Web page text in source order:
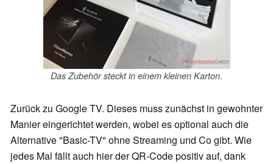
Das Zubehör steckt in einem kleinen Karton.
Zurück zu Google TV. Dieses muss zunächst in gewohnter
Manier eingerichtet werden, wobei es optional auch die
Alternative "Basic-TV" ohne Streaming und Co gibt. Wie
jedes Mal fällt auch hier der QR-Code positiv auf, dank